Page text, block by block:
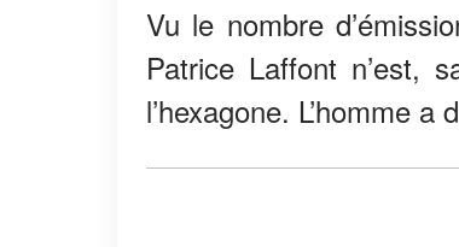
Vu le nombre
Patrice Laffont n’est,
l’hexagone. L’homme a